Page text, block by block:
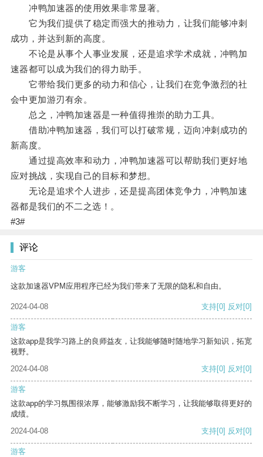
冲鸭加速器的使用效果非常显著。
它为我们提供了稳定而强大的推动力，让我们能够冲刺
成功，并达到新的高度。
不论是从事个人事业发展，还是追求学术成就，冲鸭加
速器都可以成为我们的得力助手。
它带给我们更多的动力和信心，让我们在竞争激烈的社
会中更加游刃有余。
总之，冲鸭加速器是一种值得推崇的助力工具。
借助冲鸭加速器，我们可以打破常规，迈向冲刺成功的
新高度。
通过提高效率和动力，冲鸭加速器可以帮助我们更好地
应对挑战，实现自己的目标和梦想。
无论是追求个人进步，还是提高团体竞争力，冲鸭加速
器都是我们的不二之选！。
#3#
评论
游客
这款加速器VPM应用程序已经为我们带来了无限的隐私和自由。
2024-04-08 支持[0] 反对[0]
游客
这款app是我学习路上的良师益友，让我能够随时随地学习新知识，拓宽
视野。
2024-04-08
支持[0] 反对[0]
游客
这款app的学习氛围很浓厚，能够激励我不断学习，让我能够取得更好的
成绩。
2024-04-08
支持[0] 反对[0]
游客